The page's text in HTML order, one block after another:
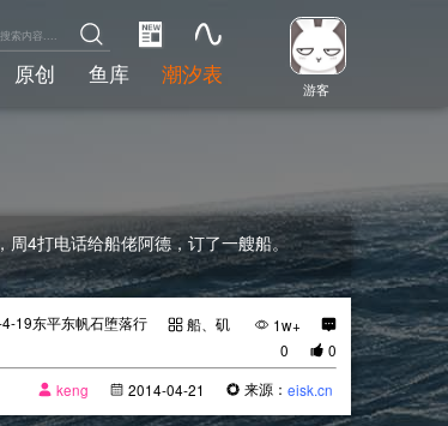
游客
原创 鱼库 潮汐表
4打电话给船佬阿德，订了一艘船。
船、矶
1w+
0
0
keng
2014-04-21 来源：eisk.cn